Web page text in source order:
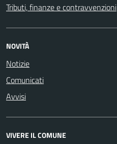
Tributi, finanze e contravvenzioni
NOVITÀ
Notizie
Comunicati
Avvisi
VIVERE IL COMUNE